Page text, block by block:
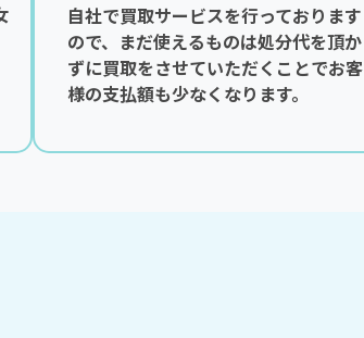
自社で買取サービスを行っております
ので、まだ使えるものは処分代を頂か
ずに買取をさせていただくことでお客
様の支払額も少なくなります。